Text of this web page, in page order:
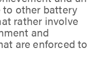
to other battery
rather involve
and
are enforced to